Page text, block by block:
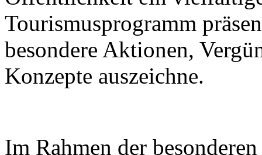
Tourismusprogramm
besondere Aktionen,
Konzepte auszeichne.
Im Rahmen der